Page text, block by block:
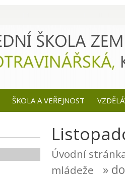
ŠKOLA A VEŘEJNOST
Úvodní
mládeže
»